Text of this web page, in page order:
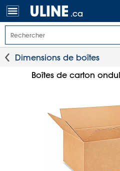
.ca
Dimensions de boîtes
Boîtes de carton